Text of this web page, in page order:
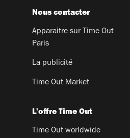
Nous contacter
Apparaitre sur Time Out
Paris
La publicité
Time Out Market
L'offre Time Out
Time Out worldwide